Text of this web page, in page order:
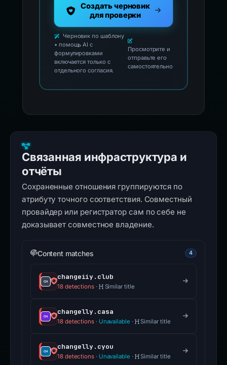
Создать черновик
для проверки
Черновик по шаблону
• помощь AI с
формулировками
включается только с
отдельного согласия.
Просмотрите и
отправьте его
самостоятельно
Связанная инфраструктура и
отчёты
Сохраненные отношения группируются по
атрибуту точного соответствия. Совместный
провайдер или регистратор сам по себе не
доказывает совместное владение.
Content matches 4
changeiiy.club
18 detections· Similar title
changelly.casa
18 detections· Unavailable · Similar title
changelly.cyou
18 detections· Unavailable · Similar title